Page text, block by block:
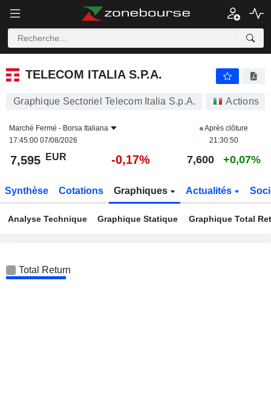
TELECOM ITALIA S.P.A.
TELECOM ITALIA S.P.A.
Graphique Sectoriel Telecom Italia S.p.A. Actions
Marché Fermé - Borsa Italiana
17:45:00 07/08/2026
Après clôture
21:30:50
7,595 EUR -0,17% 7,600 +0,07%
Synthèse Cotations Graphiques Actualités
Analyse Technique Graphique Statique Graphique Total
Total Return